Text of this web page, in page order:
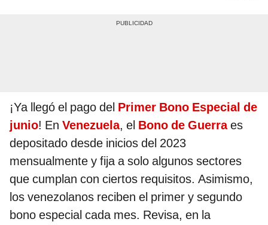
¡Ya llegó el pago del Primer Bono Especial de
junio! En Venezuela, el Bono de Guerra es
depositado desde inicios del 2023
mensualmente y fija a solo algunos sectores
que cumplan con ciertos requisitos. Asimismo,
los venezolanos reciben el primer y segundo
bono especial cada mes. Revisa, en la